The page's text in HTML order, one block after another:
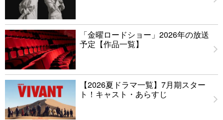
「金曜ロードショー」2026年の放送
予定【作品一覧】
【2026夏ドラマ一覧】7月期スター
ト！キャスト・あらすじ